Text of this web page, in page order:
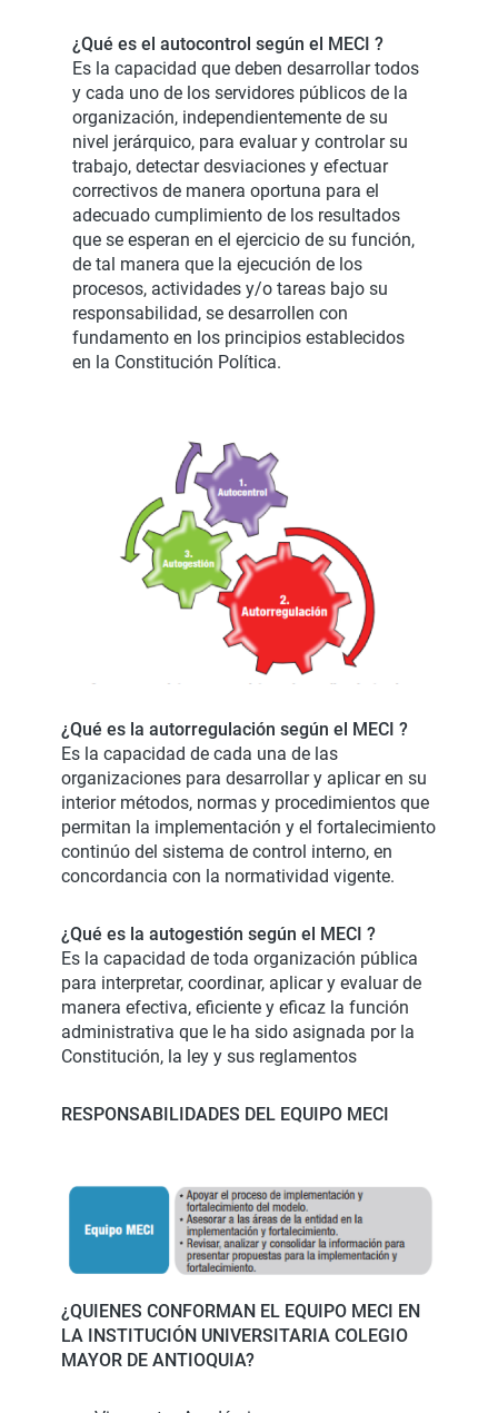
¿Qué es el autocontrol según el MECI ?
Es la capacidad que deben desarrollar todos
y cada uno de los servidores públicos de la
organización, independientemente de su
nivel jerárquico, para evaluar y controlar su
trabajo, detectar desviaciones y efectuar
correctivos de manera oportuna para el
adecuado cumplimiento de los resultados
que se esperan en el ejercicio de su función,
de tal manera que la ejecución de los
procesos, actividades y/o tareas bajo su
responsabilidad, se desarrollen con
fundamento en los principios establecidos
en la Constitución Política.
¿Qué es la autorregulación según el MECI ?
Es la capacidad de cada una de las
organizaciones para desarrollar y aplicar en su
interior métodos, normas y procedimientos que
permitan la implementación y el fortalecimiento
continúo del sistema de control interno, en
concordancia con la normatividad vigente.
¿Qué es la autogestión según el MECI ?
Es la capacidad de toda organización pública
para interpretar, coordinar, aplicar y evaluar de
manera efectiva, eficiente y eficaz la función
administrativa que le ha sido asignada por la
Constitución, la ley y sus reglamentos
RESPONSABILIDADES DEL EQUIPO MECI
¿QUIENES CONFORMAN EL EQUIPO MECI EN
LA INSTITUCIÓN UNIVERSITARIA COLEGIO
MAYOR DE ANTIOQUIA?